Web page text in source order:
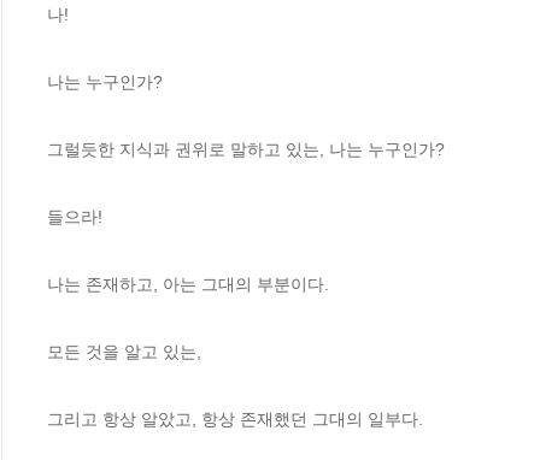
나!
나는 누구인가?
그럴듯한 지식과 권위로 말하고 있는, 나는 누구인가?
들으라!
나는 존재하고, 아는 그대의 부분이다.
모든 것을 알고 있는,
그리고 항상 알았고, 항상 존재했던 그대의 일부다.